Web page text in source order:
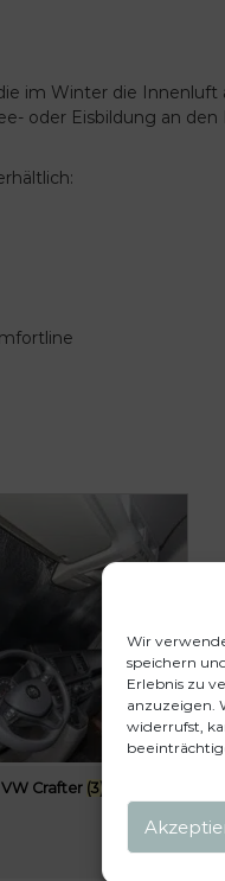
Wir
speichern
Erlebnis zu
anzuzeigen.
widerrufst,
im Winter die
oder Eisbildung an
VW Crafter (3)